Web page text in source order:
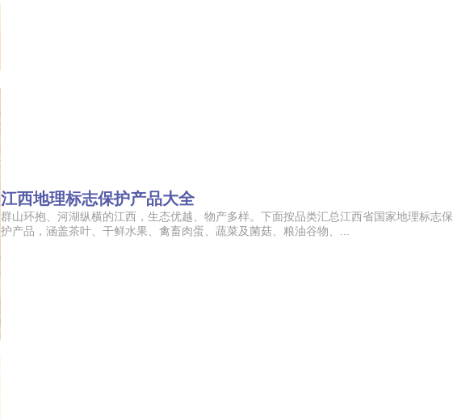
江西地理标志保护产品大全
群山环抱、河湖纵横的江西，生态优越、物产多样。下面按品类汇总江西省国家地理标志保
护产品，涵盖茶叶、干鲜水果、禽畜肉蛋、蔬菜及菌菇、粮油谷物、...
今顶KIND 400-826-5225